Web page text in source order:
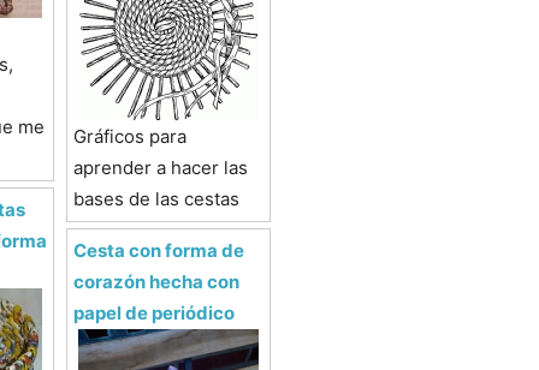
me
Gráficos para
aprender a hacer las
bases de las cestas
Cesta con forma de
corazón hecha con
papel de periódico